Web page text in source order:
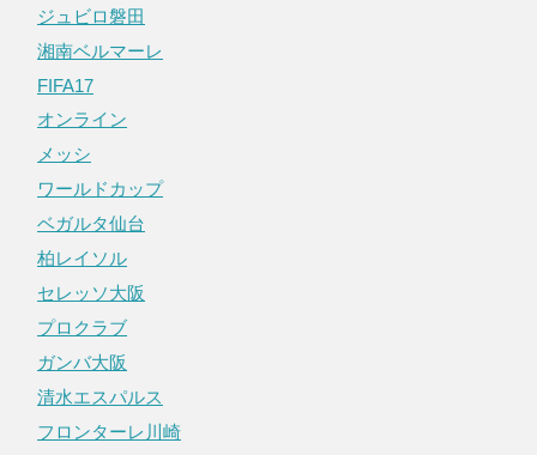
ジュビロ磐田
湘南ベルマーレ
FIFA17
オンライン
メッシ
ワールドカップ
ベガルタ仙台
柏レイソル
セレッソ大阪
プロクラブ
ガンバ大阪
清水エスパルス
フロンターレ川崎